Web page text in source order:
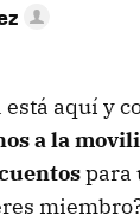
está aquí y
a la
para